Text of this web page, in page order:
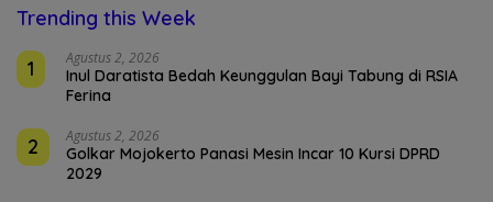
Trending this Week
1
Agustus 2, 2026
Inul Daratista Bedah Keunggulan Bayi Tabung di RSIA
Ferina
2 Agustus 2, 2026
Golkar Mojokerto Panasi Mesin Incar 10 Kursi DPRD
2029